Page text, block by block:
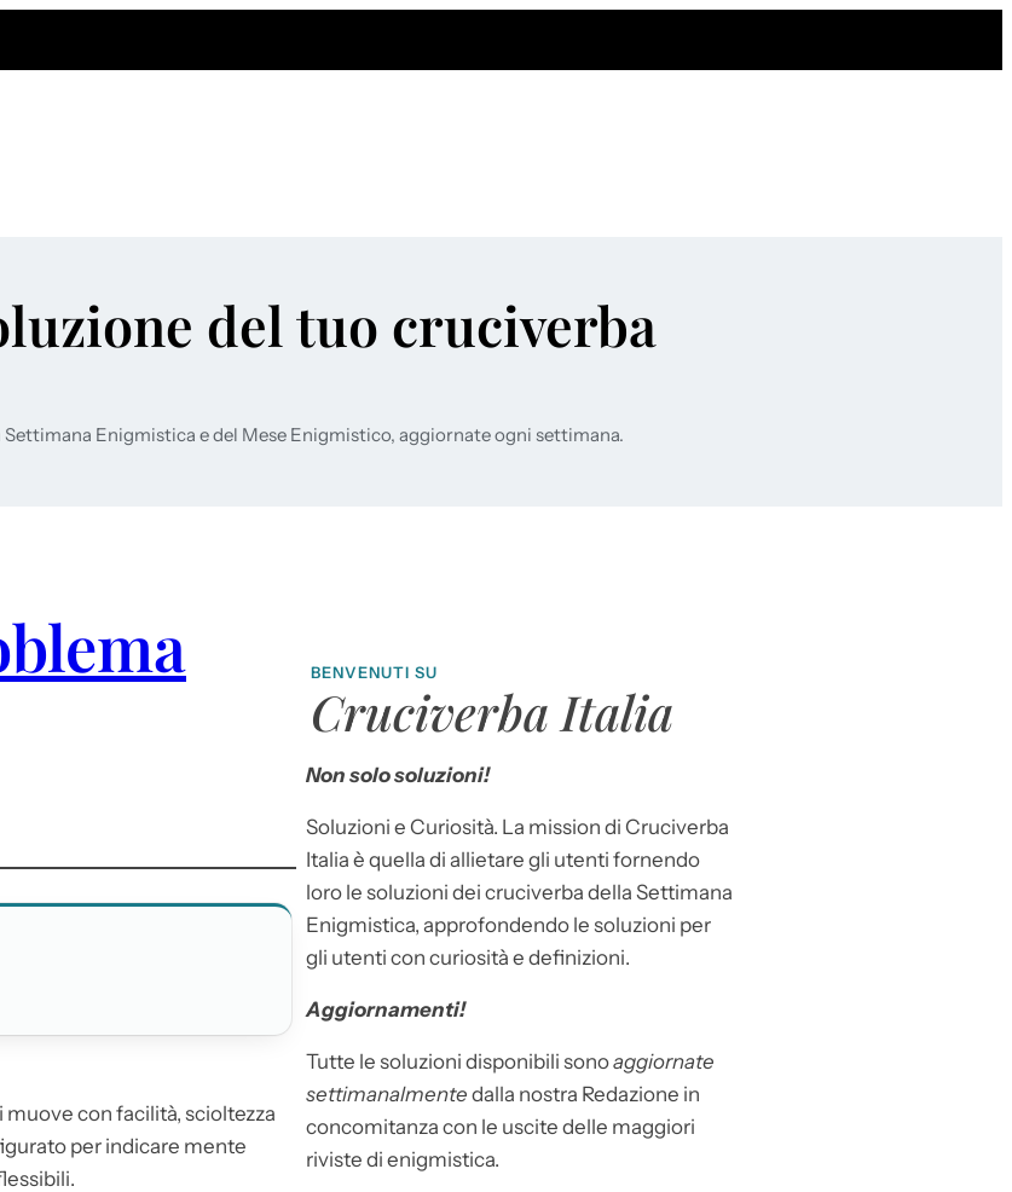
del tuo cruciverba
Enigmistica e del Mese Enigmistico, aggiornate ogni settimana.
muove con facilità, scioltezza
per indicare mente
BENVENUTI SU
Cruciverba Italia
Non solo soluzioni!
Soluzioni e Curiosità. La mission di Cruciverba
Italia è quella di allietare gli utenti fornendo
loro le soluzioni dei cruciverba della Settimana
Enigmistica, approfondendo le soluzioni per
gli utenti con curiosità e definizioni.
Aggiornamenti!
Tutte le soluzioni disponibili sonoaggiornate
settimanalmente dalla nostra Redazione in
concomitanza con le uscite delle maggiori
riviste di enigmistica.